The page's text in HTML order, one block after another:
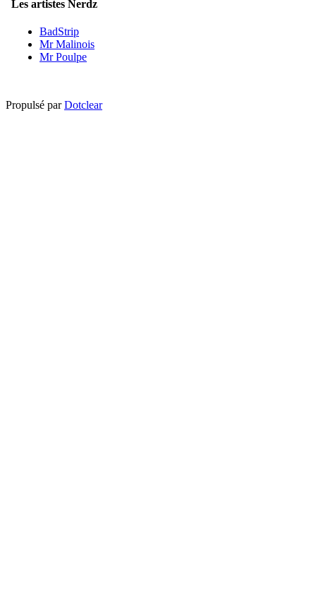
Les artistes Nerdz
BadStrip
Mr Malinois
Mr Poulpe
Propulsé parDotclear